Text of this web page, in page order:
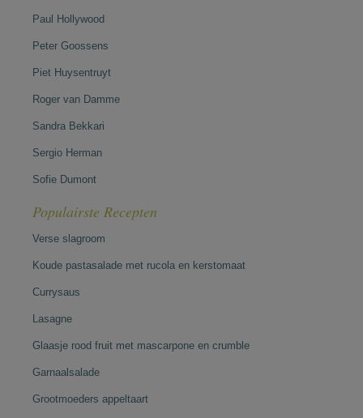
Paul Hollywood
Peter Goossens
Piet Huysentruyt
Roger van Damme
Sandra Bekkari
Sergio Herman
Sofie Dumont
Populairste Recepten
Verse slagroom
Koude pastasalade met rucola en kerstomaat
Currysaus
Lasagne
Glaasje rood fruit met mascarpone en crumble
Garnaalsalade
Grootmoeders appeltaart